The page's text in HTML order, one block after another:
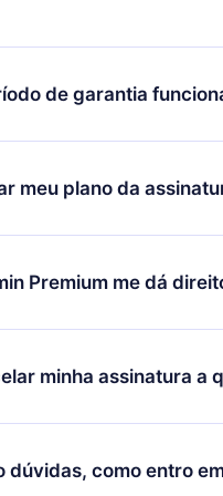
de garantia
nosso aplicativo e
satisfeito com nossa
(contato@12min.com)
meu plano da
só se aplicará a
decidiu mudar sua
o plano anual, o novo
Premium me dá
é um plano que te
em 3 línguas (Inglês,
momento através do
minha assinatura a
por não renovar sua
e o próximo ciclo de
dúvidas, como entro